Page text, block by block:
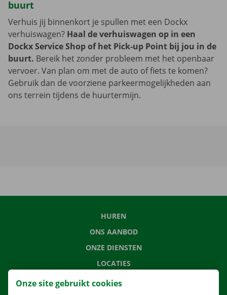
buurt
Verhuis jij binnenkort je spullen met een Dockx
verhuiswagen? Haal de verhuiswagen op in een
Dockx Service Shop of het Pick-up Point bij jou in de
buurt. Bereik het zonder probleem met het openbaar
vervoer. Van plan om met de auto of fiets te komen?
Gebruik dan de voorziene parkeermogelijkheden aan
ons terrein tijdens de huurtermijn.
HUREN
ONS AANBOD
ONZE DIENSTEN
LOCATIES
APP
Onze site gebruikt cookies